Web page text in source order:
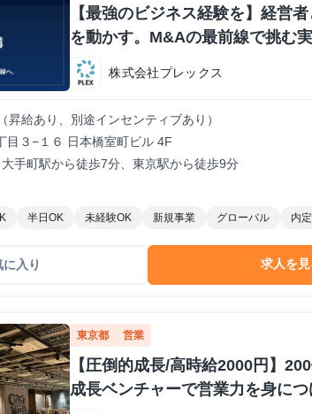
【最強のビジネス経験を】経営
を動かす。M&Aの最前線で挑む
株式会社プレックス
昇給あり、別途インセンティブあり）
目３−１６ 日本橋室町ビル 4F
手町駅から徒歩7分、東京駅から徒歩9分
半日OK 未経験OK 新規事業 グローバル 内
に入り 求人を見
東京都 営業
【圧倒的成長/高時給2000円】
成長ベンチャーで営業力を身につ